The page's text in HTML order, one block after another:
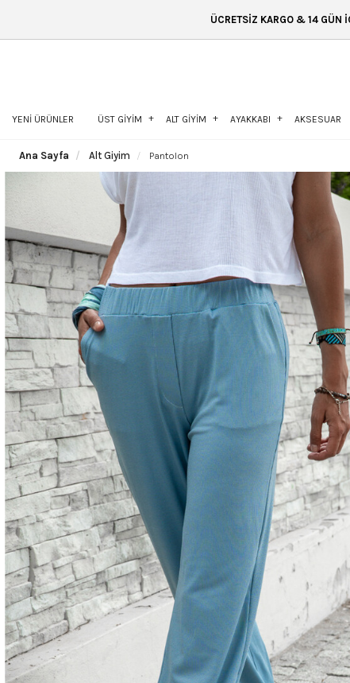
ÜCRETSİZ KARGO & 14 GÜN İÇİNDE İADE &
YENİ ÜRÜNLER ÜST GİYİM ALT GİYİM AYAKKABI AKSESUAR
Ana Sayfa Alt Giyim Pantolon